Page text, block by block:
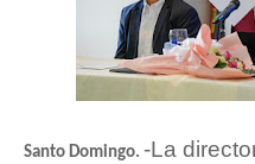
Santo Domingo. -La